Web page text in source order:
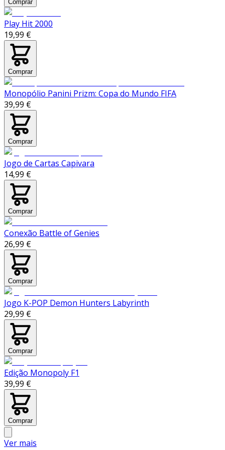
Comprar
Play Hit 2000
19,99 €
Comprar
Monopólio Panini Prizm: Copa do Mundo FIFA
39,99 €
Comprar
Jogo de Cartas Capivara
14,99 €
Comprar
Conexão Battle of Genies
26,99 €
Comprar
Jogo K-POP Demon Hunters Labyrinth
29,99 €
Comprar
Edição Monopoly F1
39,99 €
Comprar
Ver mais